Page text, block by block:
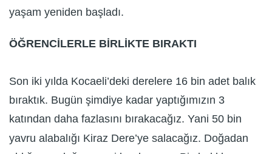
yaşam yeniden başladı.
ÖĞRENCİLERLE BİRLİKTE BIRAKTI
Son iki yılda Kocaeli’deki derelere 16 bin adet balık
bıraktık. Bugün şimdiye kadar yaptığımızın 3
katından daha fazlasını bırakacağız. Yani 50 bin
yavru alabalığı Kiraz Dere’ye salacağız. Doğadan